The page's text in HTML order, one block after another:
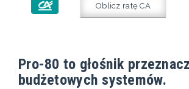
Oblicz ratę CA
Pro-80 to głośnik
budżetowych systemów.